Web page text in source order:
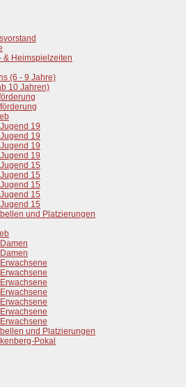
& Heimspielzeiten
(6 - 9 Jahre)
10 Jahren)
19
19
19
19
15
15
15
15
15
und Platzierungen
und Platzierungen
Pokal